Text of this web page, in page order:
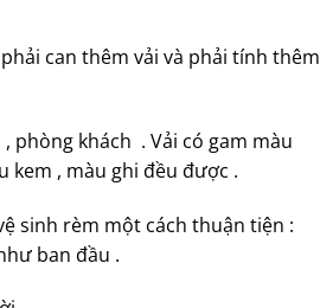
can thêm vải và phải tính thêm
phòng khách . Vải có gam màu
kem , màu ghi đều được .
sinh rèm một cách thuận tiện :
ban đầu .